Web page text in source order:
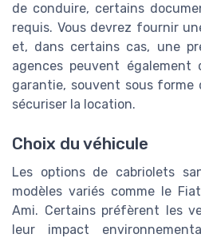
de conduire, certains
requis. Vous devrez fournir
et, dans certains cas, une
agences peuvent
garantie, souvent sous
sécuriser la location.
Choix du véhicule
Les options de cabriolets
modèles variés comme le
Ami. Certains préfèrent les
leur impact